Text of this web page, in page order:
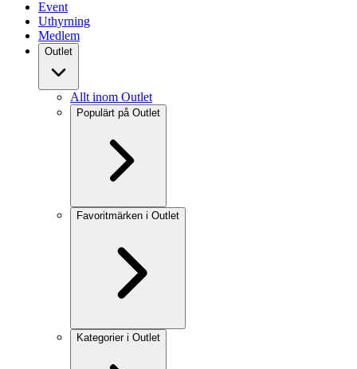
Event
Uthyrning
Medlem
Outlet
Allt inom Outlet
Populärt på Outlet
Favoritmärken i Outlet
Kategorier i Outlet